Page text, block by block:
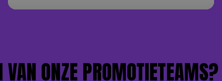
ONZE PROMOTIETEAMS?